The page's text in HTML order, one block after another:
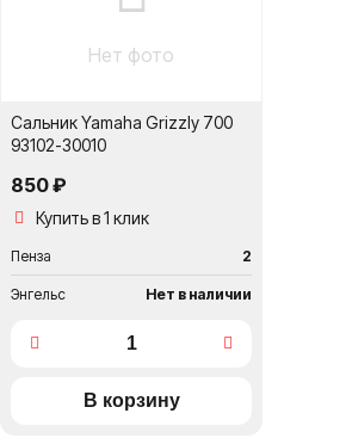
Нет фото
Сальник Yamaha Grizzly 700
93102-30010
850 ₽
Купить в 1 клик
Пенза 2
Энгельс Нет в наличии